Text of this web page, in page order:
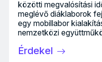
közötti megvalósítási
meglévő diáklaborok
egy mobillabor
nemzetközi
Érdekel